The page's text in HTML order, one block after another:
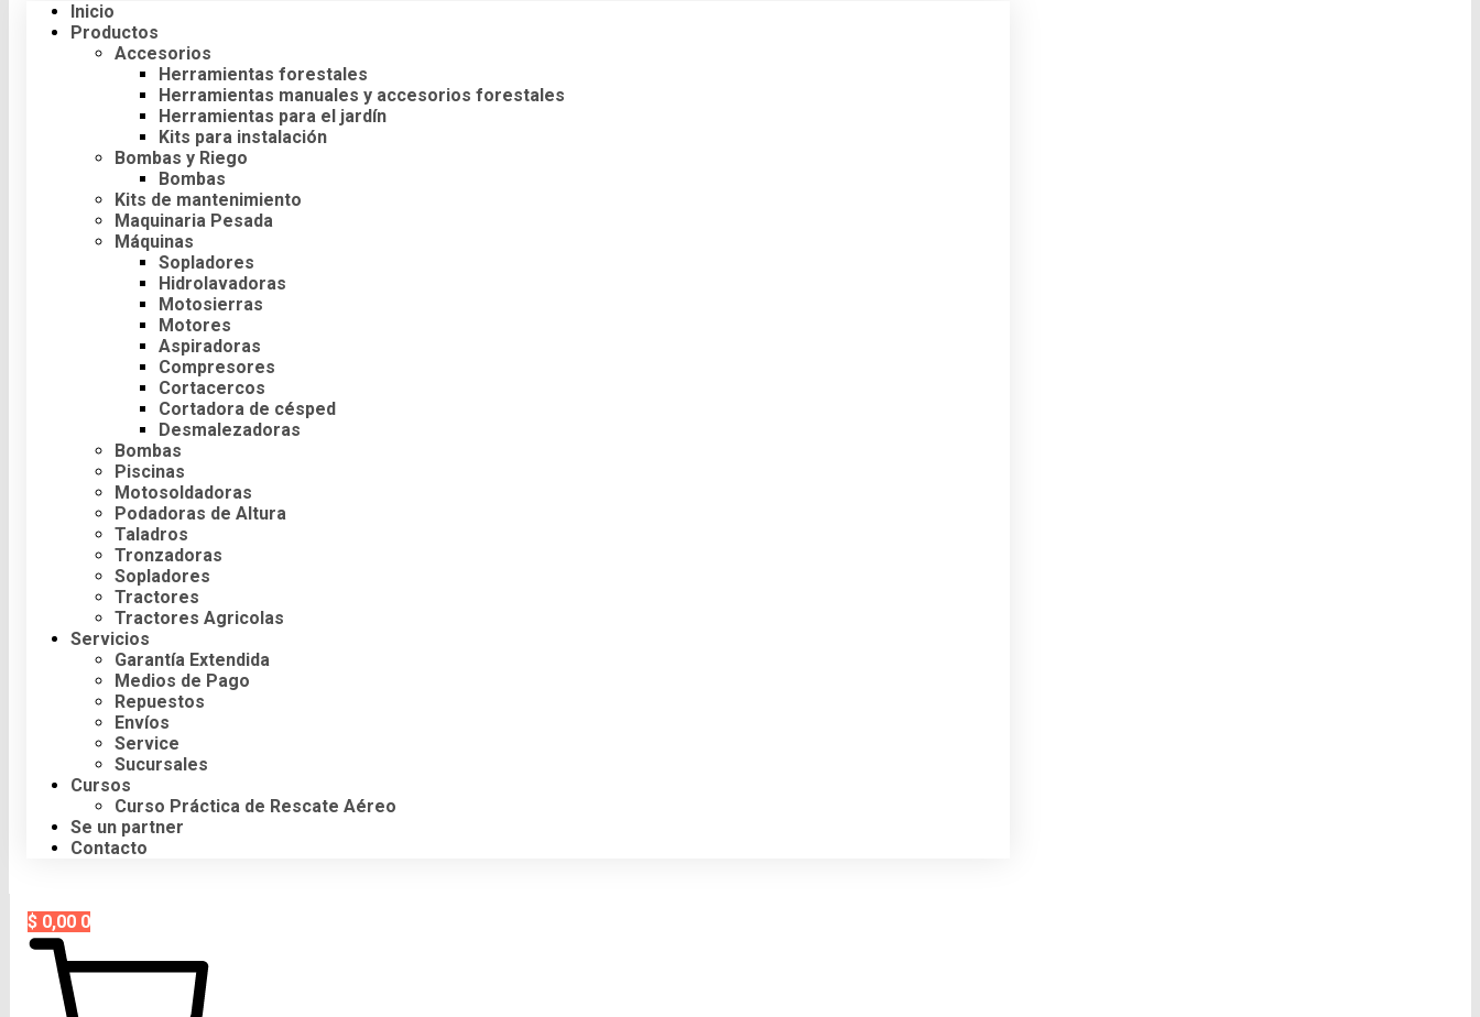
Inicio
Productos
Accesorios
Herramientas forestales
Herramientas manuales y accesorios forestales
Herramientas para el jardín
Kits para instalación
Bombas y Riego
Bombas
Kits de mantenimiento
Maquinaria Pesada
Máquinas
Sopladores
Hidrolavadoras
Motosierras
Motores
Aspiradoras
Compresores
Cortacercos
Cortadora de césped
Desmalezadoras
Bombas
Piscinas
Motosoldadoras
Podadoras de Altura
Taladros
Tronzadoras
Sopladores
Tractores
Tractores Agricolas
Servicios
Garantía Extendida
Medios de Pago
Repuestos
Envíos
Service
Sucursales
Cursos
Curso Práctica de Rescate Aéreo
Se un partner
Contacto
$ 0,00 0